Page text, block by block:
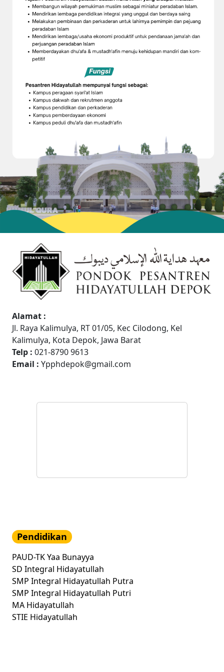
Alamat :
Jl. Raya Kalimulya, RT 01/05, Kec Cilodong, Kel
Kalimulya, Kota Depok, Jawa Barat
Telp : 021-8790 9613
Email : Ypphdepok@gmail.com
Pendidikan
PAUD-TK Yaa Bunayya
SD Integral Hidayatullah
SMP Integral Hidayatullah Putra
SMP Integral Hidayatullah Putri
MA Hidayatullah
STIE Hidayatullah